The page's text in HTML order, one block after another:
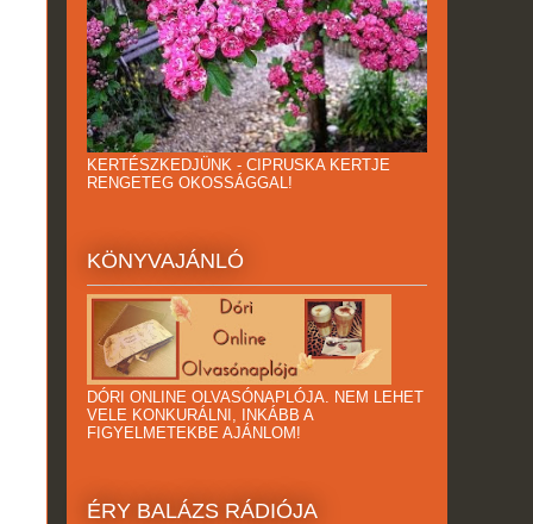
KERTÉSZKEDJÜNK - CIPRUSKA KERTJE
RENGETEG OKOSSÁGGAL!
KÖNYVAJÁNLÓ
DÓRI ONLINE OLVASÓNAPLÓJA. NEM LEHET
VELE KONKURÁLNI, INKÁBB A
FIGYELMETEKBE AJÁNLOM!
ÉRY BALÁZS RÁDIÓJA